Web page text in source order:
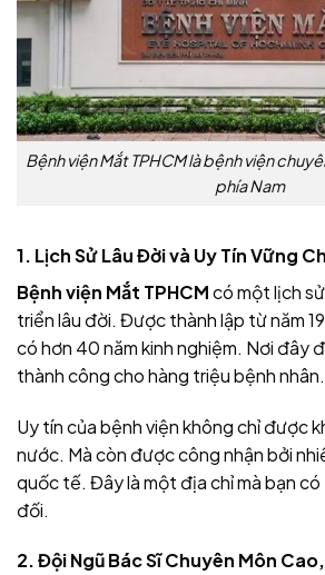
Bệnh viện Mắt TPHCM là bệnh viện
phía Nam
1. Lịch Sử Lâu Đời và Uy Tín Vững
Bệnh viện Mắt TPHCMcó một lịch
triển lâu đời. Được thành lập từ năm
có hơn 40 năm kinh nghiệm. Nơi đây
thành công cho hàng triệu bệnh nhân.
Uy tín của bệnh viện không chỉ được
nước. Mà còn được công nhận bởi
quốc tế. Đây là một địa chỉ mà bạn
đối.
2. Đội Ngũ Bác Sĩ Chuyên Môn